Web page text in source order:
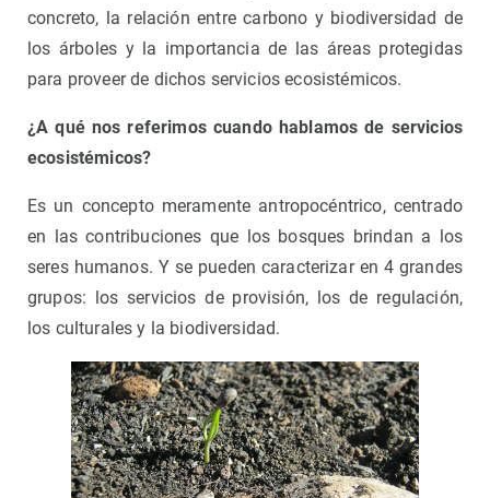
concreto, la relación entre carbono y biodiversidad de
los árboles y la importancia de las áreas protegidas
para proveer de dichos servicios ecosistémicos.
¿A qué nos referimos cuando hablamos de servicios
ecosistémicos?
Es un concepto meramente antropocéntrico, centrado
en las contribuciones que los bosques brindan a los
seres humanos. Y se pueden caracterizar en 4 grandes
grupos: los servicios de provisión, los de regulación,
los culturales y la biodiversidad.